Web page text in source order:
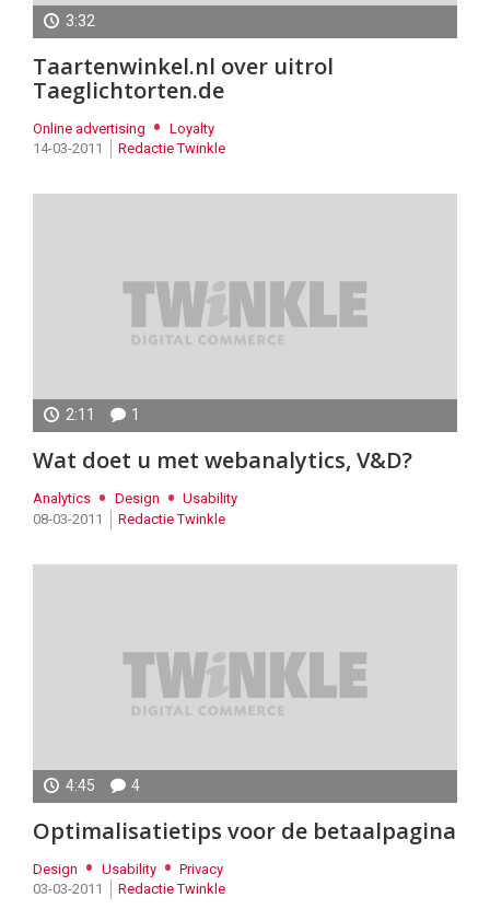
3:32
Taartenwinkel.nl over uitrol
Taeglichtorten.de
Online advertising
Loyalty
14-03-2011
Redactie Twinkle
2:11 1
Wat doet u met webanalytics, V&D?
Analytics Design
Usability
08-03-2011
Redactie Twinkle
4:45 4
Optimalisatietips voor de betaalpagina
Design Usability
Privacy
03-03-2011
Redactie Twinkle